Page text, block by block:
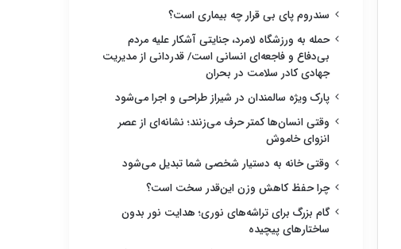
سندروم پای بی قرار چه بیماری است؟
حمله به ورزشگاه لامرد، جنایتی آشکار علیه مردم
بی‌دفاع و فاجعه‌ای انسانی است/ قدردانی از مدیریت
جهادی کادر سلامت در بحران
پارک ویژه سالمندان در شیراز طراحی و اجرا می‌شود
وقتی انسان‌ها کمتر حرف می‌زنند؛ نشانه‌ای از عصر
انزوای خاموش
وقتی خانه به دستیار شخصی شما تبدیل می‌شود
چرا حفظ کاهش وزن این‌قدر سخت است؟
گام بزرگ برای تراشه‌های نوری؛ هدایت نور بدون
ساختارهای پیچیده